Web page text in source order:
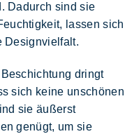
Dadurch sind sie
lassen sich
Designvielfalt.
dringt
sich keine unschönen
sie äußerst
genügt, um sie